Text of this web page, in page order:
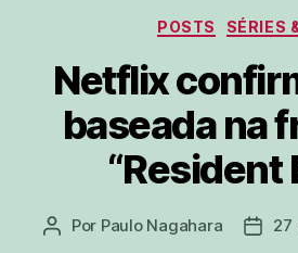
POSTS SÉRIES
Netflix
baseada na
“Resident
Autor
Por Paulo Nagahara
Data
27